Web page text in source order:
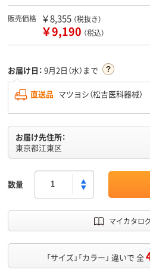
販売価格 ￥8,355 （税抜き）
￥9,190 （税込）
お届け日： 9月2日（水）まで
直送品 マツヨシ（松吉医科器械）
お届け先住所：
東京都江東区
数量
マイカタロ
「サイズ」「カラー」 違いで 全